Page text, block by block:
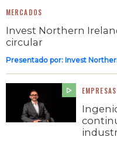
MERCADOS
Invest Northern
circular
Presentado por: Invest
EMPRESAS